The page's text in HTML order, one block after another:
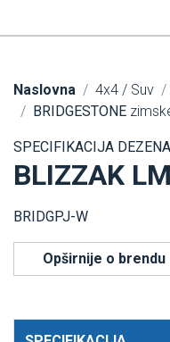
Naslovna 4x4 / Suv
BRIDGESTONE
SPECIFIKACIJA DEZENA
BLIZZAK
BRIDGPJ-W
Opširnije o brendu